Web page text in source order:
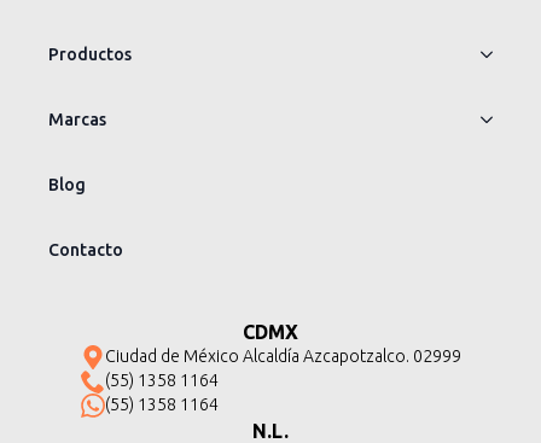
Productos
Marcas
Blog
Contacto
CDMX
Ciudad de México Alcaldía Azcapotzalco. 02999
(55) 1358 1164
(55) 1358 1164
N.L.